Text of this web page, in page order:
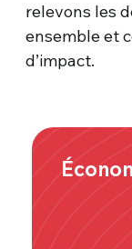
relevons les
ensemble et
d’impact.